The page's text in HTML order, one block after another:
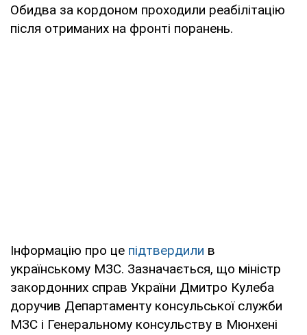
Обидва за кордоном проходили реабілітацію
після отриманих на фронті поранень.
Інформацію про це підтвердили в
українському МЗС. Зазначається, що міністр
закордонних справ України Дмитро Кулеба
доручив Департаменту консульської служби
МЗС і Генеральному консульству в Мюнхені